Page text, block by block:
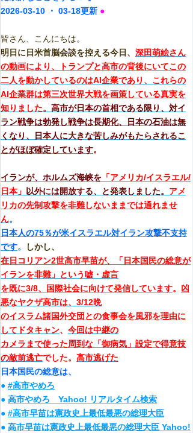
2026-03-10 ・ 03-18更新 ●
皆さん、こんにちは。
明日に日米首脳会談を控える今日、 深田萌絵さん
の動画により、トランプと高市の背後にいてこの
二人を動かしているのはAI企業であり、これらの
AI企業群は第三次世界大戦を画策している真実を
知りました。 高市が日本の首相である限り、対イ
ラン戦争は勃発し戦争は長期化、日本の石油は無
くなり、日本人に大きな苦しみがもたらされるこ
とがほぼ確定しています。
イランが、ホルムズ海峡を 「アメリカ/イスラエル/
日本」 以外には開放する、と発表しました。 アメ
リカの先制攻撃を非難しないままでは通れませ
ん。
日本人の75％が米イスラエル対イラン攻撃不支持
です。
しかし、
在日コリアン2世高市早苗が、「日本国民の総意が
イランを非難」という嘘・虚言
を既に3/8、国際社会に向けて発信しています。 凶
悪なヤクザ高市は、3/12晩
のイスラム諸国外交団との食事会を風邪を理由に
してドタキャン、 今回は中継の
カメラまで使った周到な「御病気」設定で得意技
の敵前逃亡でした。 高市逃げた
日本国民の総意は、
● #高市やめろ
● 高市やめろ Yahoo! リアルタイム検索
● #高市早苗は憲政史上最低最悪の総理大臣
● 高市早苗は憲政史上最低最悪の総理大臣 Yahoo!